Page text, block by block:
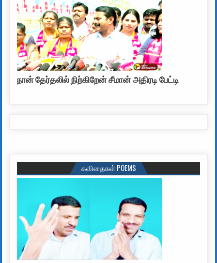
நான் தேர்தலில் நிற்கிறேன் சீமான் அதிரடி பேட்டி
கவிதைகள் POEMS